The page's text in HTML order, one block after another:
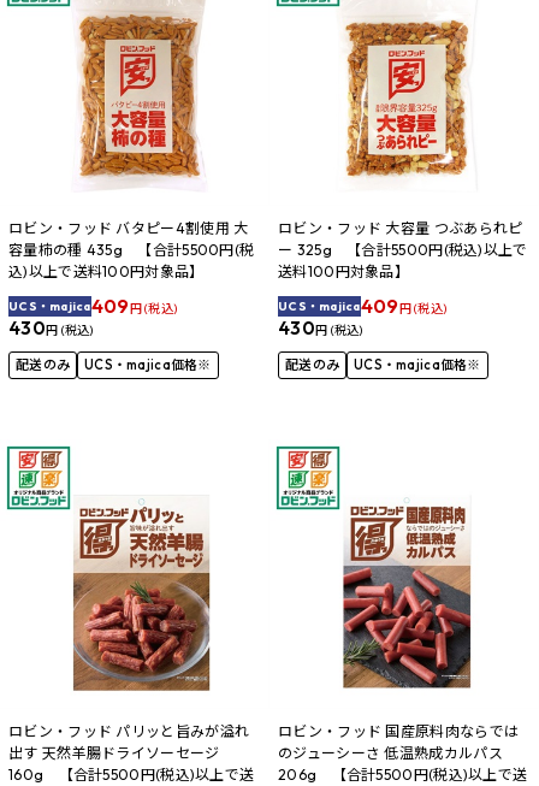
ロビン・フッド バタピー4割使用 大
容量柿の種 435g 【合計5500円(税
込)以上で送料100円対象品】
UCS・majica409円 (税込)
430円 (税込)
配送のみ UCS・majica価格※
ロビン・フッド 大容量 つぶあられピ
ー 325g 【合計5500円(税込)以上で
送料100円対象品】
UCS・majica409円 (税込)
430円 (税込)
配送のみ UCS・majica価格※
ロビン・フッド パリッと旨みが溢れ
出す 天然羊腸ドライソーセージ
160g 【合計5500円(税込)以上で送
ロビン・フッド 国産原料肉ならでは
のジューシーさ 低温熟成カルパス
206g 【合計5500円(税込)以上で送